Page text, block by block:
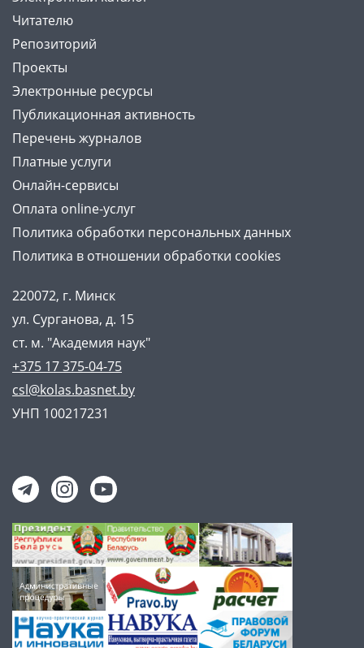
Читателю
Репозиторий
Проекты
Электронные ресурсы
Публикационная активность
Перечень журналов
Платные услуги
Онлайн-сервисы
Оплата online-услуг
Политика обработки персональных данных
Политика в отношении обработки cookies
220072, г. Минск
ул. Сурганова, д. 15
ст. м. "Академия наук"
+375 17 375-04-75
csl@kolas.basnet.by
УНП 100217231